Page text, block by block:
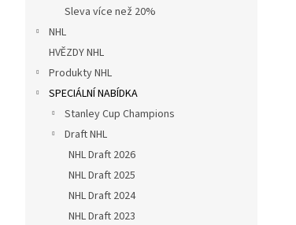
Sleva více než 20%
NHL
HVĚZDY NHL
Produkty NHL
SPECIÁLNÍ NABÍDKA
Stanley Cup Champions
Draft NHL
NHL Draft 2026
NHL Draft 2025
NHL Draft 2024
NHL Draft 2023